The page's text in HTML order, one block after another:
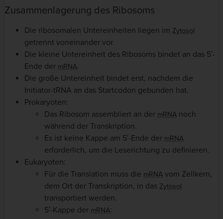
Zusammenlagerung des Ribosoms
Die ribosomalen Untereinheiten liegen im Zytosol
getrennt voneinander vor.
Die kleine Untereinheit des Ribosoms bindet an das 5′-
Ende der mRNA.
Die große Untereinheit bindet erst, nachdem die
Initiator-tRNA an das Startcodon gebunden hat.
Prokaryoten:
Das Ribosom assembliert an der mRNA noch
während der Transkription.
Es ist keine Kappe am 5′-Ende der mRNA
erforderlich, um die Leserichtung zu definieren.
Eukaryoten:
Für die Translation muss die mRNA vom Zellkern,
dem Ort der Transkription, in das Zytosol
transportiert werden.
5′-Kappe der mRNA: